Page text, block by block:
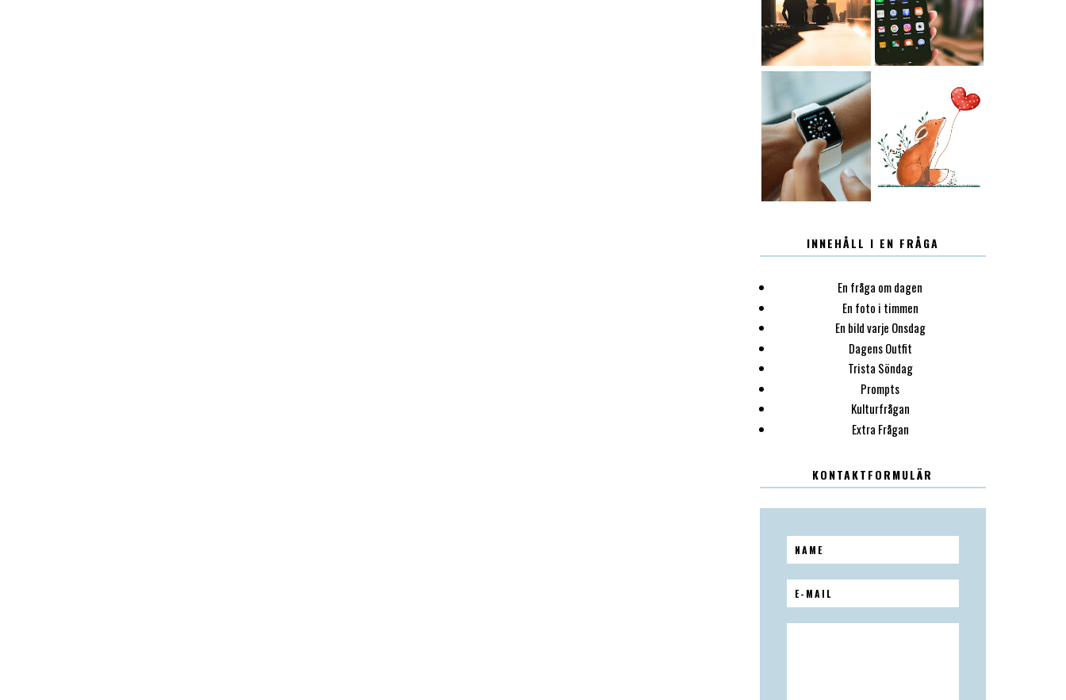
12.30 LUGN
INNEHÅLL I EN FRÅGA
En fråga om dagen
En foto i timmen
En bild varje Onsdag
Dagens Outfit
Trista Söndag
Prompts
Kulturfrågan
Extra Frågan
KONTAKTFORMULÄR